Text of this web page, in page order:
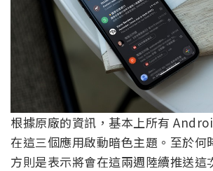
根據原廠的資訊，基本上所有
在這三個應用啟動暗色主題。至於何
方則是表示將會在這兩週陸續推送這